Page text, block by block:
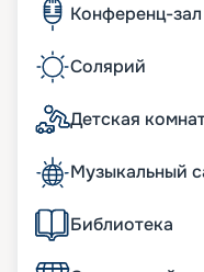
Конференц-зал
Солярий
Детская
Музыкальный
Библиотека